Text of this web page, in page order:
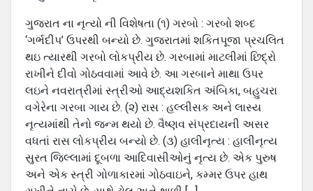
ગુજરાત ના નૃત્યો ની વિશેષતા (૧) ગરબો : ગરબો શબ્‍દ
‘ગર્ભદીપ’ ઉપરથી બન્‍યો છે. ગુજરાતમાં શકિતપૂજા પ્રચલિત
થઇ ત્‍યારથી ગરબો લોકપ્રીય છે. ગરબામાં માટલીમાં છિદ્રો
રાખીને દીવો ગોઠવવામાં આવે છે. આ ગરબાને માથા ઉપર
લઇને નવરાત્રીમાં સ્‍ત્રીઓ આદ્યશકિત અંબિકા, બહુચરા
વગેરેના ગરબા ગાય છે. (૨) રાસ : હલ્‍લીસક અને લાસ્‍ય
નૃત્‍યમાંથી તેનો જન્‍મ થયો છે. વૈષ્‍ણવ સંપ્રદાયની અસર
વધતાં રાસ લોકપ્રીય બન્‍યો છે. (૩) હાલીનૃત્‍ય : હાલીનૃત્‍ય
સુરત જિલ્‍લામાં દૂબળા આદિવાસીઓનું નૃત્‍ય છે. એક પુરુષ
અને એક સ્‍ત્રી ગોળાકારમાં ગોઠવાઇને, કમ્‍મર ઉપર હાથ